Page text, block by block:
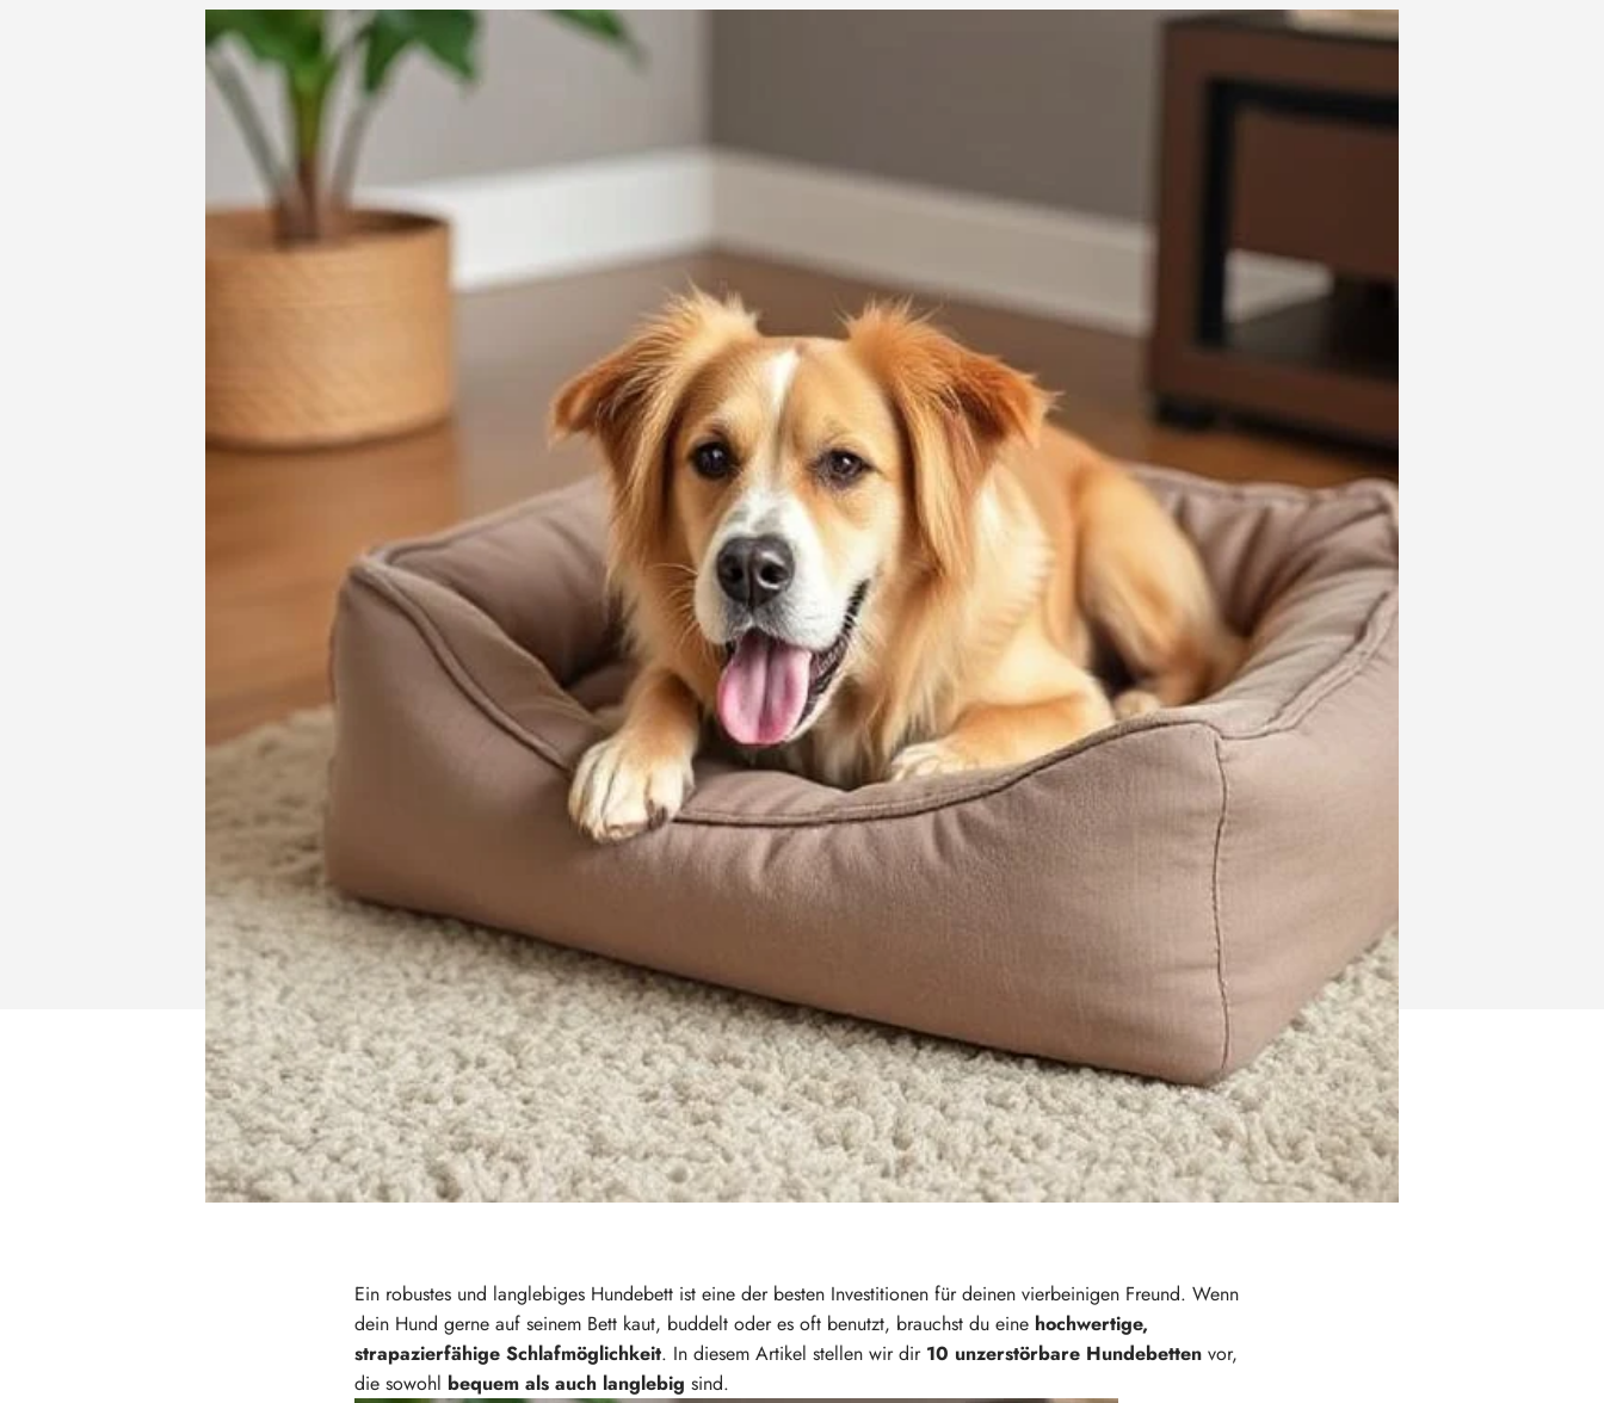
Ein robustes und langlebiges Hundebett ist eine der besten Investitionen für deinen vierbeinigen Freund. Wenn
dein Hund gerne auf seinem Bett kaut, buddelt oder es oft benutzt, brauchst du eine hochwertige,
strapazierfähige Schlafmöglichkeit. In diesem Artikel stellen wir dir 10 unzerstörbare Hundebetten vor,
die sowohl bequem als auch langlebig sind.